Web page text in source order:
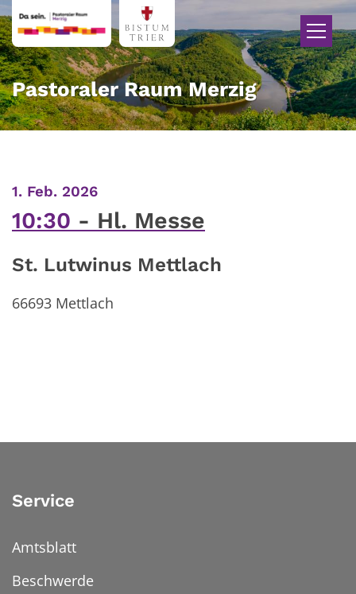
Zum Inhalt springen
Pastoraler Raum Merzig
1. Feb. 2026:
10:30 Hl. Messe
St. Lutwinus Mettlach
66693 Mettlach
Service
Amtsblatt
Beschwerde